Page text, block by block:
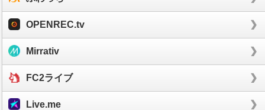
OPENREC.tv
Mirrativ
FC2ライブ
Live.me